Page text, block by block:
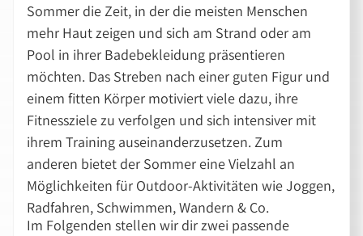
Sommer die Zeit, in der die meisten Menschen
mehr Haut zeigen und sich am Strand oder am
Pool in ihrer Badebekleidung präsentieren
möchten. Das Streben nach einer guten Figur und
einem fitten Körper motiviert viele dazu, ihre
Fitnessziele zu verfolgen und sich intensiver mit
ihrem Training auseinanderzusetzen. Zum
anderen bietet der Sommer eine Vielzahl an
Möglichkeiten für Outdoor-Aktivitäten wie Joggen,
Radfahren, Schwimmen, Wandern & Co.
Im Folgenden stellen wir dir zwei passende